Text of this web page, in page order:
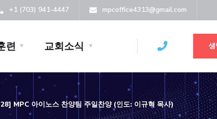
+1 (703) 941-4447 mpcoffice4313@gmail.com
련 교회소식
MPC 아이노스 찬양팀 주일찬양 (인도: 이규혁 목사)